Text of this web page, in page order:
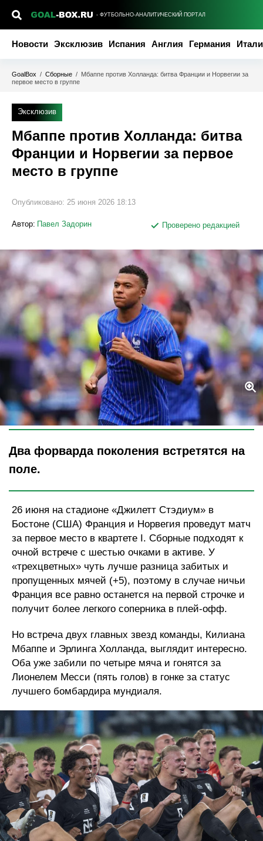
- ФУТБОЛЬНО-АНАЛИТИЧЕСКИЙ ПОРТАЛ
Новости Эксклюзив Испания Англия Германия
GoalBox / Сборные / Мбаппе против Холланда: битва Франции и Норвегии за
первое место в группе
Эксклюзив
Мбаппе против Холланда: битва
Франции и Норвегии за первое
место в группе
Опубликовано: 25 июня 2026 18:13
Автор: Павел Задорин Проверено редакцией
Legion-Media
Два форварда поколения встретятся на
поле.
26 июня на стадионе «Джилетт Стэдиум» в
Бостоне (США) Франция и Норвегия проведут матч
за первое место в квартете I. Сборные подходят к
очной встрече с шестью очками в активе. У
«трехцветных» чуть лучше разница забитых и
пропущенных мячей (+5), поэтому в случае ничьи
Франция все равно останется на первой строчке и
получит более легкого соперника в плей-офф.
Но встреча двух главных звезд команды, Килиана
Мбаппе и Эрлинга Холланда, выглядит интересно.
Оба уже забили по четыре мяча и гонятся за
Лионелем Месси (пять голов) в гонке за статус
лучшего бомбардира мундиаля.